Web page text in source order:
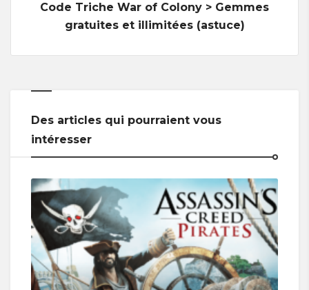
Code Triche War of Colony > Gemmes
gratuites et illimitées (astuce)
Des articles qui pourraient vous
intéresser